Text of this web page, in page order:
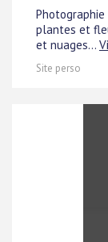
plantes et
et nuages...
Site perso